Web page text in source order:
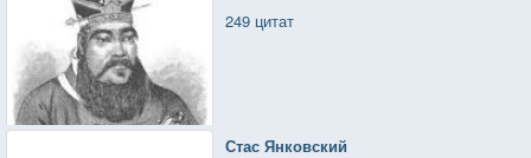
249 цитат
Стас Янковский